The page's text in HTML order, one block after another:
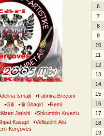
Ismajli •Fatmira Breçani
•Gili •Ilir Shaqiri •Remi
Jetishi •Shkumbin Kryeziu
Kasapi •Vëllezërit Aliu
i Kërçovës
6
7
8
9
10
11
12
13
14
15
16
17
18
19